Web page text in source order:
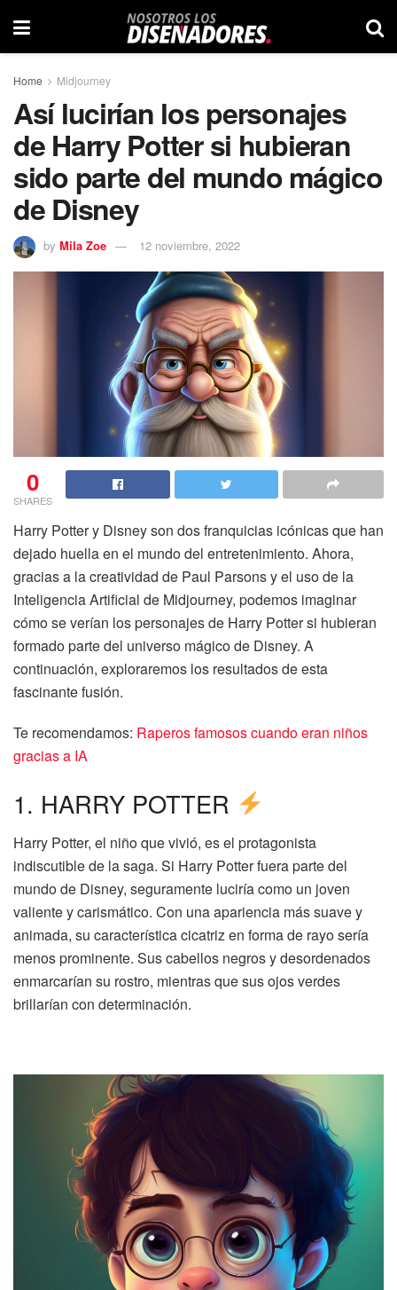
Home Midjourney
Así lucirían los personajes
de Harry Potter si hubieran
sido parte del mundo mágico
de Disney
by Mila Zoe 12 noviembre, 2022
0
SHARES
Harry Potter y Disney son dos franquicias icónicas que han
dejado huella en el mundo del entretenimiento. Ahora,
gracias a la creatividad de Paul Parsons y el uso de la
Inteligencia Artificial de Midjourney, podemos imaginar
cómo se verían los personajes de Harry Potter si hubieran
formado parte del universo mágico de Disney. A
continuación, exploraremos los resultados de esta
fascinante fusión.
Te recomendamos: Raperos famosos cuando eran niños
gracias a IA
1. HARRY POTTER
Harry Potter, el niño que vivió, es el protagonista
indiscutible de la saga. Si Harry Potter fuera parte del
mundo de Disney, seguramente luciría como un joven
valiente y carismático. Con una apariencia más suave y
animada, su característica cicatriz en forma de rayo sería
menos prominente. Sus cabellos negros y desordenados
enmarcarían su rostro, mientras que sus ojos verdes
brillarían con determinación.